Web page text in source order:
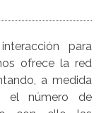
para
ofrece la red
a medida
el número de